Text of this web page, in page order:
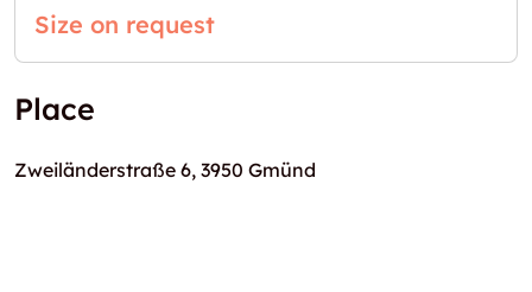
Size on request
Place
Zweiländerstraße 6, 3950 Gmünd